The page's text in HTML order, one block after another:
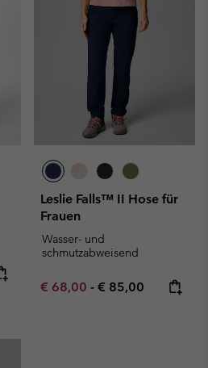
Leslie Falls™ II Hose für
Frauen
Wasser- und
schmutzabweisend
Minimum sale price:
€ 68,00 - Maximum price:
€ 85,00